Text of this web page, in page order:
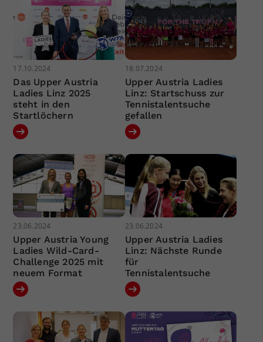
17.10.2024
Das Upper Austria
Ladies Linz 2025
steht in den
Startlöchern
18.07.2024
Upper Austria Ladies
Linz: Startschuss zur
Tennistalentsuche
gefallen
23.06.2024
Upper Austria Young
Ladies Wild-Card-
Challenge 2025 mit
neuem Format
23.06.2024
Upper Austria Ladies
Linz: Nächste Runde
für
Tennistalentsuche